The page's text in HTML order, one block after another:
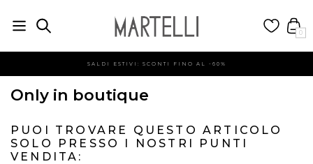
0
SALDI ESTIVI: SCONTI FINO AL -60%
Only in boutique
PUOI TROVARE QUESTO ARTICOLO
SOLO PRESSO I NOSTRI PUNTI
VENDITA: